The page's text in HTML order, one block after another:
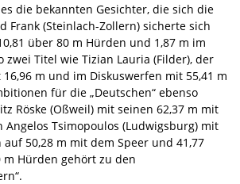
die bekannten Gesichter, die sich die
Frank (Steinlach-Zollern) sicherte sich
über 80 m Hürden und 1,87 m im
zwei Titel wie Tizian Lauria (Filder), der
m und im Diskuswerfen mit 55,41 m
für die „Deutschen“ ebenso
Röske (Oßweil) mit seinen 62,37 m mit
Angelos Tsimopoulos (Ludwigsburg) mit
50,28 m mit dem Speer und 41,77
m Hürden gehört zu den